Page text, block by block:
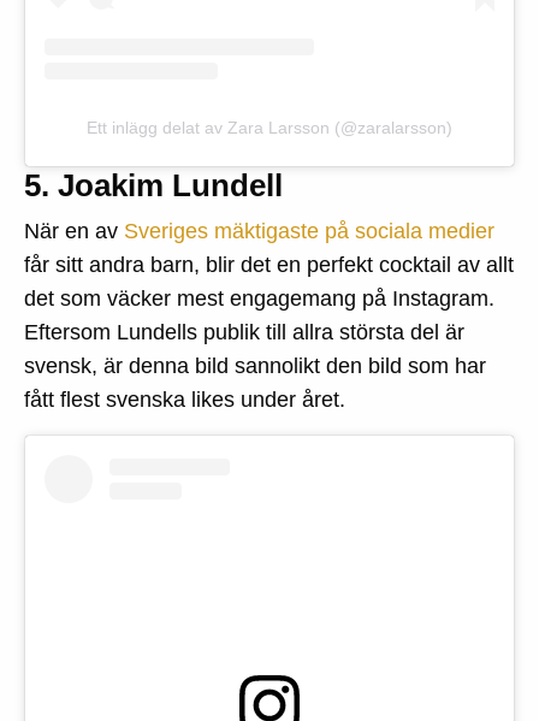
Ett inlägg delat av Zara Larsson (@zaralarsson)
5. Joakim Lundell
När en av Sveriges mäktigaste på sociala medier
får sitt andra barn, blir det en perfekt cocktail av allt
det som väcker mest engagemang på Instagram.
Eftersom Lundells publik till allra största del är
svensk, är denna bild sannolikt den bild som har
fått flest svenska likes under året.